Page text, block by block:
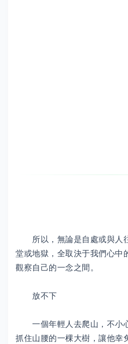
所以，無論是自處或與人
堂或地獄，全取決于我們心中
觀察自己的一念之間。
放不下
一個年輕人去爬山，不小
抓住山腰的一棵大樹，讓他幸